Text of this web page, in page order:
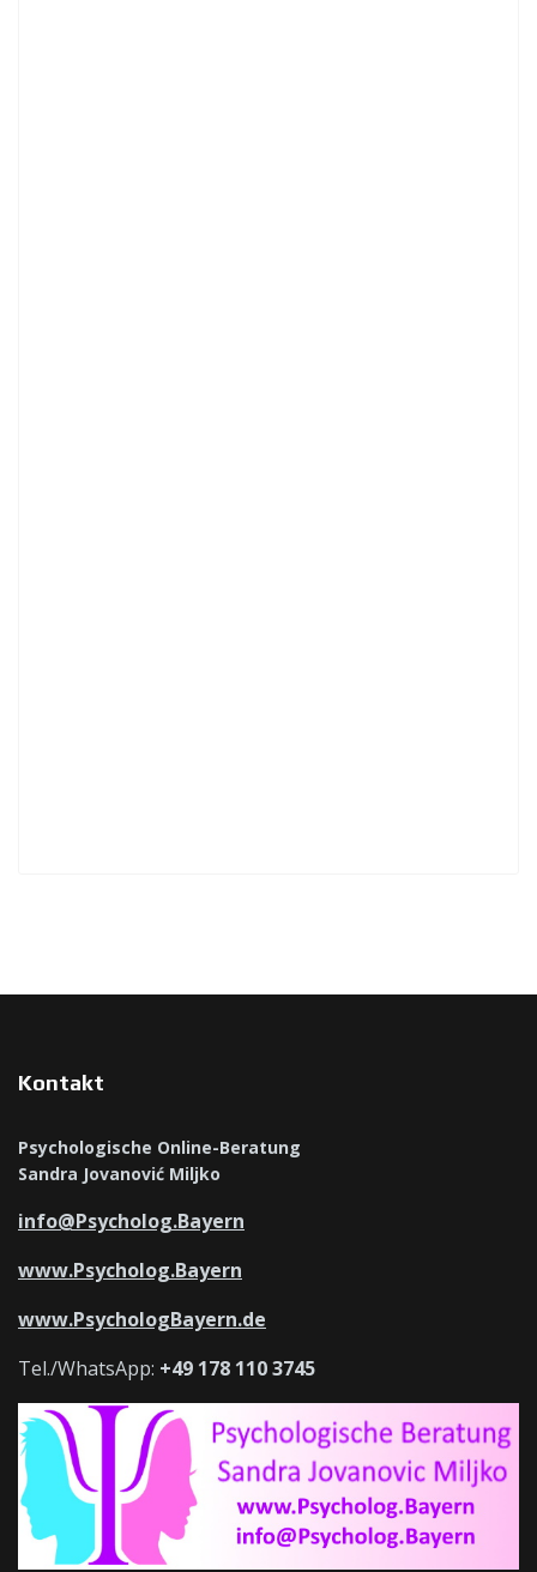
Kontakt
Psychologische Online-Beratung
Sandra Jovanović Miljko
info@Psycholog.Bayern
www.Psycholog.Bayern
www.PsychologBayern.de
Tel./WhatsApp: +49 178 110 3745